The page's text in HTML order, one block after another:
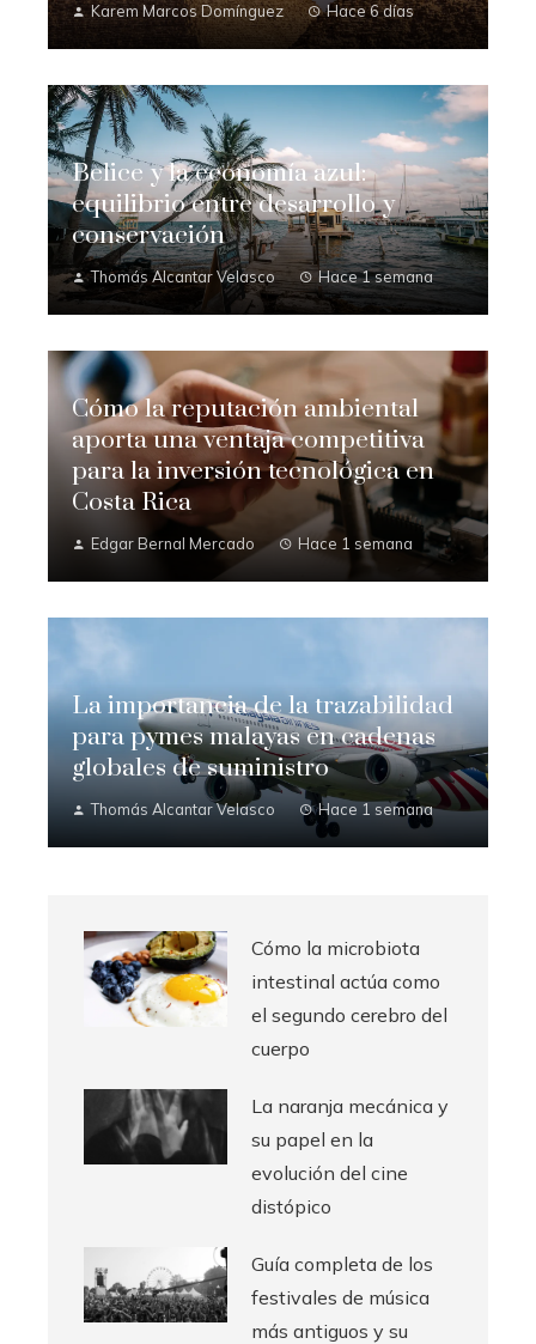
Karem Marcos Domínguez Hace 6 días
Belice y la economía azul:
equilibrio entre desarrollo y
conservación
Thomás Alcantar Velasco Hace 1 semana
Cómo la reputación ambiental
aporta una ventaja competitiva
para la inversión tecnológica en
Costa Rica
Edgar Bernal Mercado Hace 1 semana
La importancia de la trazabilidad
para pymes malayas en cadenas
globales de suministro
Thomás Alcantar Velasco Hace 1 semana
Cómo la microbiota
intestinal actúa como
el segundo cerebro del
cuerpo
La naranja mecánica y
su papel en la
evolución del cine
distópico
Guía completa de los
festivales de música
más antiguos y su